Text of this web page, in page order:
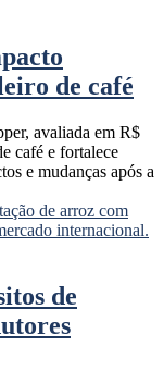
de café
avaliada em R$
café e fortalece
e mudanças após a
de